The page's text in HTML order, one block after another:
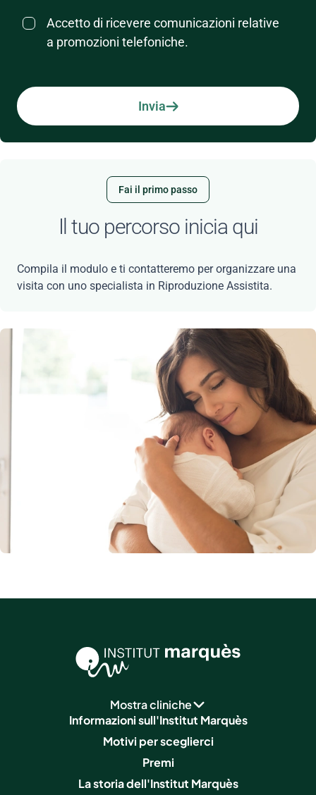
Accetto di ricevere comunicazioni relative
a promozioni telefoniche.
Invia
Fai il primo passo
Il tuo percorso inicia qui
Compila il modulo e ti contatteremo per organizzare una
visita con uno specialista in Riproduzione Assistita.
Mostra cliniche
Informazioni sull'Institut Marquès
Motivi per sceglierci
Premi
La storia dell'Institut Marquès